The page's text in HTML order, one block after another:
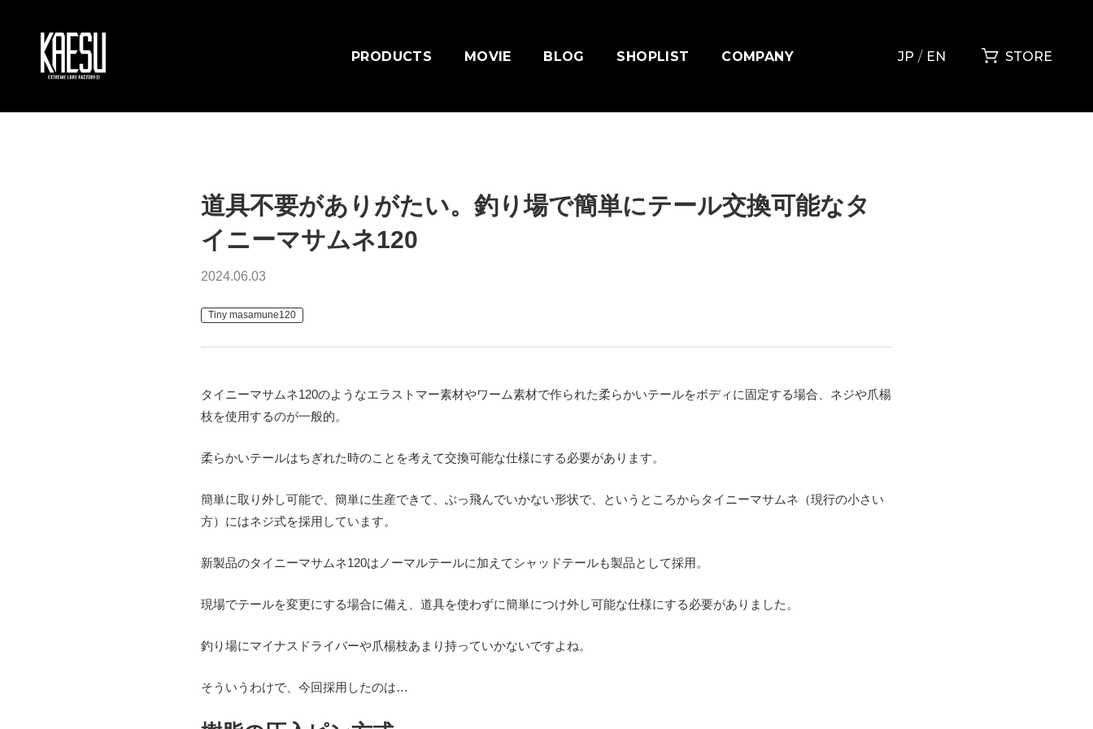
PRODUCTS MOVIE BLOG SHOPLIST COMPANY EN
JP STORE
道具不要がありがたい。釣り場で簡単にテール交換可能なタ
イニーマサムネ120
2024.06.03
Tiny masamune120
タイニーマサムネ120のようなエラストマー素材やワーム素材で作られた柔らかいテールをボディに固定する場合、ネジや爪楊
枝を使用するのが一般的。
柔らかいテールはちぎれた時のことを考えて交換可能な仕様にする必要があります。
簡単に取り外し可能で、簡単に生産できて、ぶっ飛んでいかない形状で、というところからタイニーマサムネ（現行の小さい
方）にはネジ式を採用しています。
新製品のタイニーマサムネ120はノーマルテールに加えてシャッドテールも製品として採用。
現場でテールを変更にする場合に備え、道具を使わずに簡単につけ外し可能な仕様にする必要がありました。
釣り場にマイナスドライバーや爪楊枝あまり持っていかないですよね。
そういうわけで、今回採用したのは…